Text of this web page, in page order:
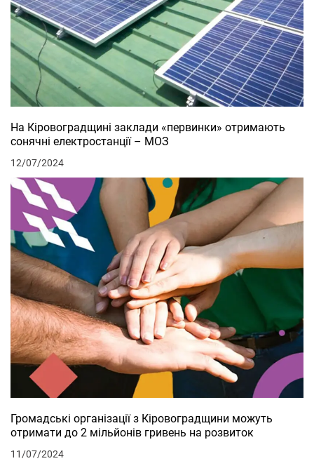
На Кіровоградщині заклади «первинки» отримають
сонячні електростанції – МОЗ
12/07/2024
Громадські організації з Кіровоградщини можуть
отримати до 2 мільйонів гривень на розвиток
11/07/2024